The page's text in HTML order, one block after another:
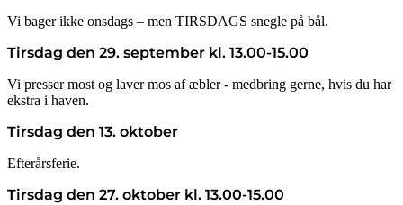
Vi bager ikke onsdags – men TIRSDAGS snegle på bål.
Tirsdag den 29. september kl. 13.00-15.00
Vi presser most og laver mos af æbler - medbring gerne, hvis du har
ekstra i haven.
Tirsdag den 13. oktober
Efterårsferie.
Tirsdag den 27. oktober kl. 13.00-15.00